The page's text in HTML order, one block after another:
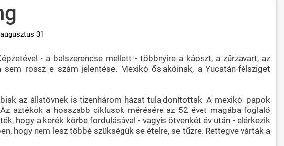
31
- a balszerencse mellett - többnyire a káoszt, a zűrzavart, az
rossz e szám jelentése. Mexikó őslakóinak, a Yucatán-félsziget
az állatövnek is tizenhárom házat tulajdonítottak. A mexikói papok
aztékok a hosszabb ciklusok mérésére az 52 évet magába foglaló
hogy a kerék körbe fordulásával - vagyis ötvenkét év után - elérkezik
hogy nem lesz többé szükségük se ételre, se tűzre. Rettegve várták a